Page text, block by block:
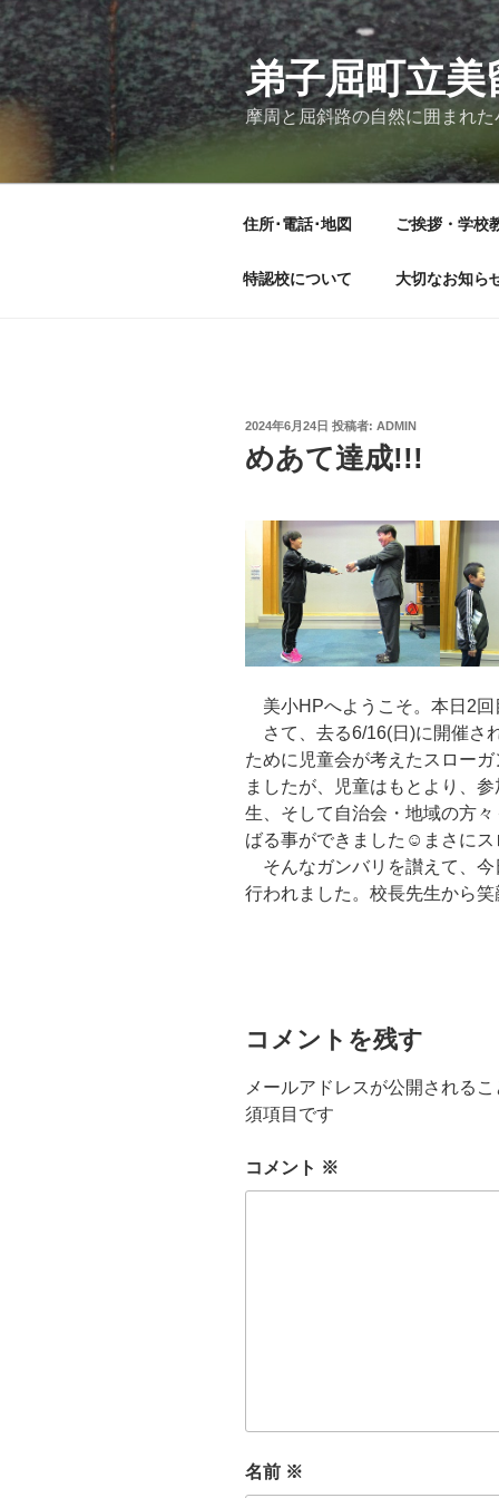
コ
ン
テ
ン
ツ
弟子屈町立美
摩周と屈斜路の自然に囲まれ
住所･電話･地図 ご挨拶・学校
特認校について 大切なお知ら
投
日:
2024年6月24日 投稿者: ADMIN
めあて達成!!!
美小HPへようこそ。本日2回
さて、去る6/16(日)に開催さ
ために児童会が考えたスロー
ましたが、児童はもとより、
生、そして自治会・地域の方
ばる事ができました☺まさに
そんなガンバリを讃えて、今
行われました。校長先生から
コメントを残す
メールアドレスが公開されるこ
須項目です
コメント ※
名前 ※